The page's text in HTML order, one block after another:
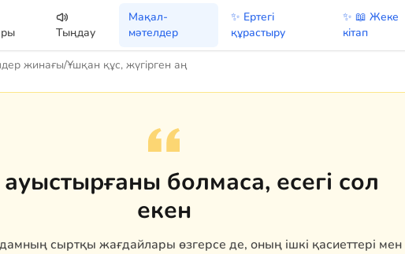
Тыңдау
Мақал-
мәтелдер
✨ Ертегі
құрастыру
✨ 📖 Жеке
кітап
жинағы/Ұшқан құс, жүгірген аң
ауыстырғаны болмаса, есегі сол
екен
сыртқы жағдайлары өзгерсе де, оның ішкі қасиеттері мен